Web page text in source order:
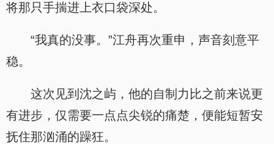
将那只手揣进上衣口袋深处。
“我真的没事。”江舟再次重申，声音刻意平
稳。
这次见到沈之屿，他的自制力比之前来说更
有进步，仅需要一点点尖锐的痛楚，便能短暂安
抚住那汹涌的躁狂。